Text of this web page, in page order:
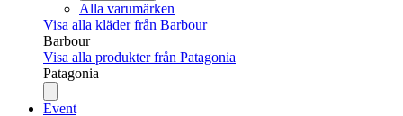
Alla varumärken
Visa alla kläder från Barbour
Barbour
Visa alla produkter från Patagonia
Patagonia
Event